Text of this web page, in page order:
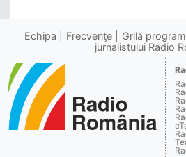
Echipa Frecvenţe Grilă
jurnalistului Radio